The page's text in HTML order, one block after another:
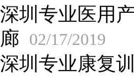
圳专业医用
02/17/2019
圳专业康复